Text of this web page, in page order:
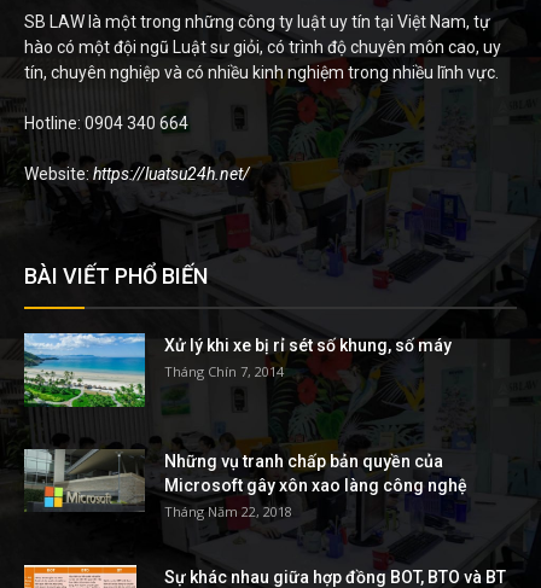
SB LAW là một trong những công ty luật uy tín tại Việt Nam, tự
hào có một đội ngũ Luật sư giỏi, có trình độ chuyên môn cao, uy
tín, chuyên nghiệp và có nhiều kinh nghiệm trong nhiều lĩnh vực.
Hotline: 0904 340 664
Website: https://luatsu24h.net/
BÀI VIẾT PHỔ BIẾN
Xử lý khi xe bị rỉ sét số khung, số máy
Tháng Chín 7, 2014
Những vụ tranh chấp bản quyền của
Microsoft gây xôn xao làng công nghệ
Tháng Năm 22, 2018
Sự khác nhau giữa hợp đồng BOT, BTO và BT